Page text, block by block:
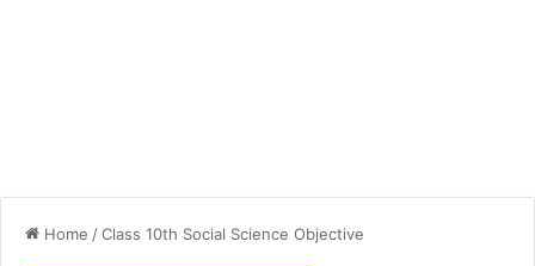
Home /Class 10th Social Science Objective